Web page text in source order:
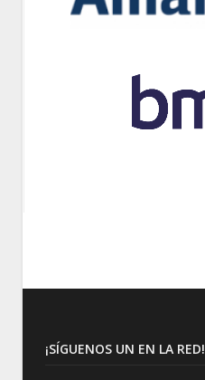
¡SÍGUENOS UN EN LA RED!